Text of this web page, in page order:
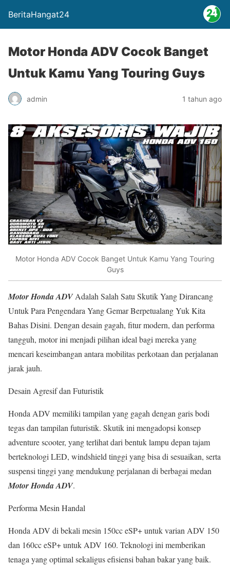
BeritaHangat24
Motor Honda ADV Cocok Banget
Untuk Kamu Yang Touring Guys
admin 1 tahun ago
Motor Honda ADV Cocok Banget Untuk Kamu Yang Touring
Guys
Motor Honda ADVAdalah Salah Satu Skutik Yang Dirancang
Untuk Para Pengendara Yang Gemar Berpetualang Yuk Kita
Bahas Disini. Dengan desain gagah, fitur modern, dan performa
tangguh, motor ini menjadi pilihan ideal bagi mereka yang
mencari keseimbangan antara mobilitas perkotaan dan perjalanan
jarak jauh.
Desain Agresif dan Futuristik
Honda ADV memiliki tampilan yang gagah dengan garis bodi
tegas dan tampilan futuristik. Skutik ini mengadopsi konsep
adventure scooter, yang terlihat dari bentuk lampu depan tajam
berteknologi LED, windshield tinggi yang bisa di sesuaikan, serta
suspensi tinggi yang mendukung perjalanan di berbagai medan
Motor Honda ADV.
Performa Mesin Handal
Honda ADV di bekali mesin 150cc eSP+ untuk varian ADV 150
dan 160cc eSP+ untuk ADV 160. Teknologi ini memberikan
tenaga yang optimal sekaligus efisiensi bahan bakar yang baik.